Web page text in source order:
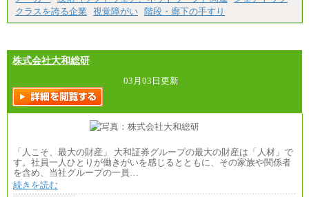
（１）（２）
月給：270,000円～
想定年収：490万円～1,100万円
・1,090万円/38歳・月給59万円 *残業代・家族手当
対象外
（３）
月給：190,000円～
想定年収：340万円～610万円
年収例：
・460万円/28歳・月給26万円
（４）
月給：201,000円～
想定年収：360万円～680万円
クラスを誇る企業
視覚障がい 階段・廊下の手すり
株式会社大和総研
03月03日更新
「人こそ、最大の財産」 大和証券グループの最大の財産は「人材」で
す。社員一人ひとりが働きがいを感じるとともに、その家族や関係者
を含め、当社グループの一員…
続きを読む